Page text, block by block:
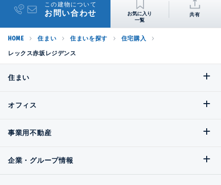
この建物について
お問い合わせ 共有
HOME 住まい 住まいを探す 住宅購入
レックス赤坂レジデンス
住まい
オフィス
事業用不動産
企業・グループ情報